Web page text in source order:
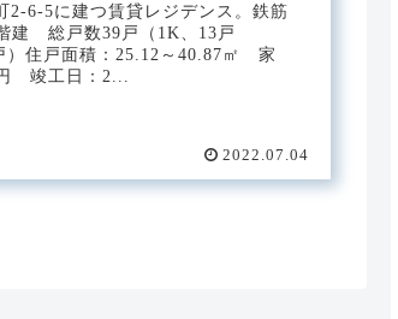
2-6-5に建つ賃貸レジデンス。鉄筋
建 総戸数39戸（1K、13戸
住戸面積：25.12～40.87㎡ 家
竣工日：2...
2022.07.04